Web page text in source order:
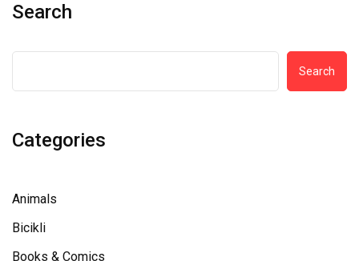
Search
Search
Categories
Animals
Bicikli
Books & Comics